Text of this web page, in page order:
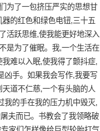
为了一包挤压严实的思想甘
的红色和绿色电钮,三十五
活跃思维,使我能更好地深入
是为了催眠。我,一个生活在
难以入眠,使我得了颤抖症,
凶手。如果我会写作,我要写
道不仁慈,一个有头脑的人
我的手在我的压力机中毁灭,
夫而已。书教会了我领略破